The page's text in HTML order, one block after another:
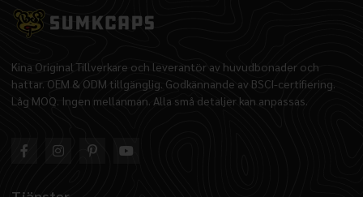
Kina Original Tillverkare och leverantör av huvudbonader och
hattar. OEM & ODM tillgänglig. Godkännande av BSCI-certifiering.
Låg MOQ. Ingen mellanman. Alla små detaljer kan anpassas.